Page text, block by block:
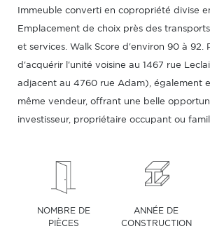
Immeuble converti en copropriété divise
Emplacement de choix près des
et services. Walk Score d'environ 90 à 92.
d'acquérir l'unité voisine au 1467 rue
adjacent au 4760 rue Adam), également
même vendeur, offrant une belle
investisseur, propriétaire occupant ou
NOMBRE DE
PIÈCES
ANNÉE DE
CONSTRUCTION